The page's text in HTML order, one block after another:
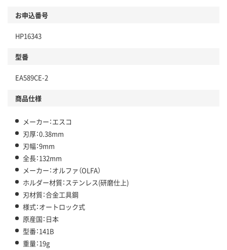
お申込番号
HP16343
型番
EA589CE-2
商品仕様
メーカー：エスコ
刃厚：0.38mm
刃幅：9mm
全長：132mm
メーカー：オルファ（OLFA）
ホルダー材質：ステンレス(研磨仕上)
刃材質：合金工具鋼
様式：オートロック式
原産国：日本
型番：141B
重量：19g